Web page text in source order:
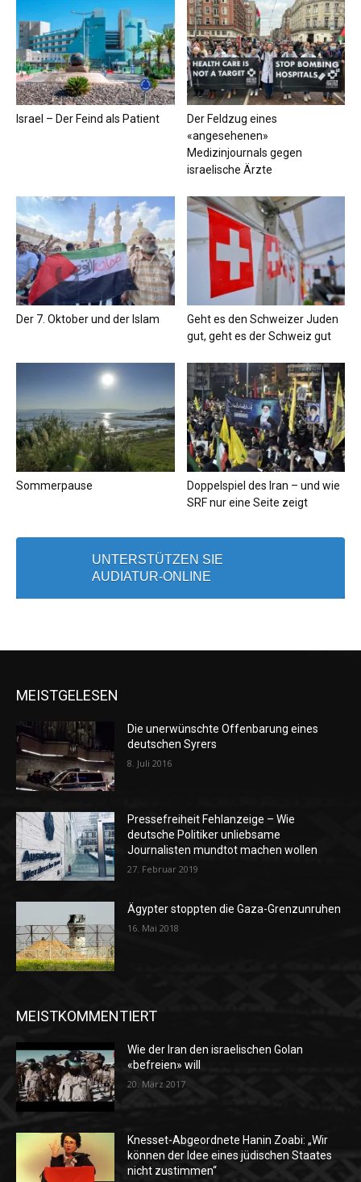
Israel – Der Feind als Patient
Der Feldzug eines
«angesehenen»
Medizinjournals gegen
israelische Ärzte
Der 7. Oktober und der Islam
Geht es den Schweizer Juden
gut, geht es der Schweiz gut
Sommerpause
Doppelspiel des Iran – und wie
SRF nur eine Seite zeigt
UNTERSTÜTZEN SIE
AUDIATUR-ONLINE
MEISTGELESEN
Die unerwünschte Offenbarung eines
deutschen Syrers
8. Juli 2016
Pressefreiheit Fehlanzeige – Wie
deutsche Politiker unliebsame
Journalisten mundtot machen wollen
27. Februar 2019
Ägypter stoppten die Gaza-Grenzunruhen
16. Mai 2018
MEISTKOMMENTIERT
Wie der Iran den israelischen Golan
«befreien» will
20. März 2017
Knesset-Abgeordnete Hanin Zoabi: „Wir
können der Idee eines jüdischen Staates
nicht zustimmen“